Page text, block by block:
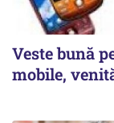
Veste bună
mobile,